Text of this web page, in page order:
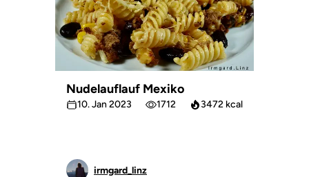
Nudelauflauf Mexiko
10. Jan 2023 1712 3472 kcal
irmgard_linz